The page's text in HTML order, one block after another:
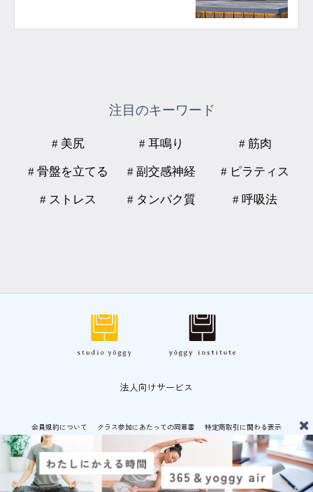
注目のキーワード
# 美尻 # 耳鳴り # 筋肉
# 骨盤を立てる # 副交感神経 # ピラティス
# ストレス # タンパク質 # 呼吸法
法人向けサービス
会員規約について クラス参加にあたっての同意書
特定商取引に関わる表示
プライバシーポリシー
© CF-LAB CO.,LTD 運営：CF-LAB 株式会社